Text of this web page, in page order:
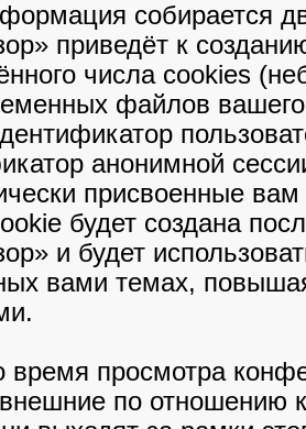
собирается
приведёт к
числа cookies
файлов
анонимной
присвоенные
будет создана
и будет
вами темах,
время просмотра
по отношению